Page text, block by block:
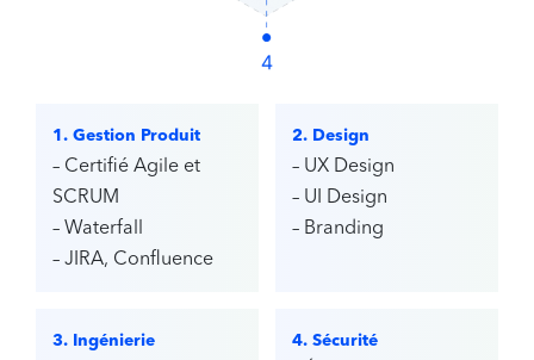
1. Gestion Produit
– Certifié Agile et
SCRUM
– Waterfall
– JIRA, Confluence
2. Design
– UX Design
– UI Design
– Branding
3. Ingénierie 4. Sécurité